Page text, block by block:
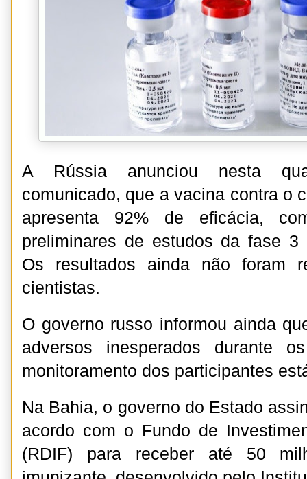
A Rússia anunciou nesta
comunicado, que a vacina contra o
apresenta 92% de eficácia,
preliminares de estudos da fase 3
Os resultados ainda não foram
cientistas.
O governo russo informou ainda
adversos inesperados durante
monitoramento dos participantes
Na Bahia, o governo do Estado
acordo com o Fundo de
(RDIF) para receber até 50